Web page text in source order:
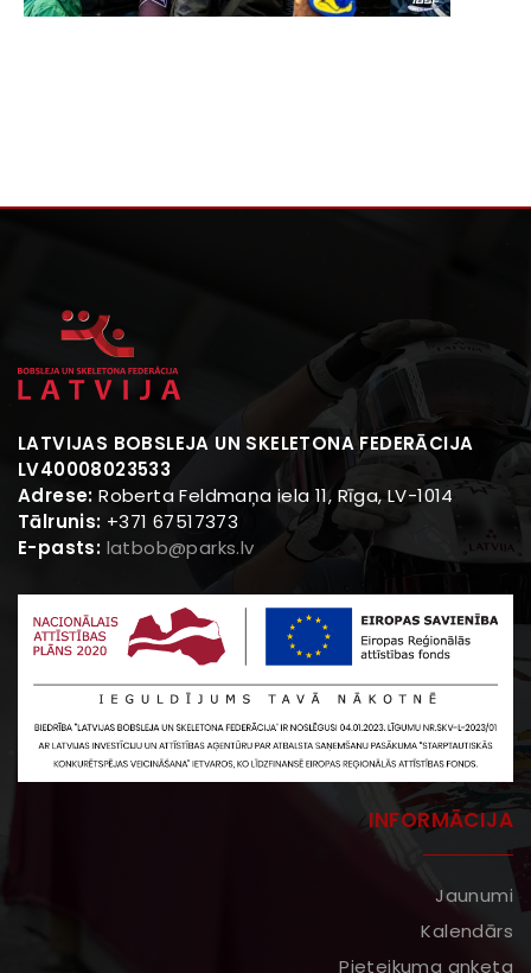
LATVIJAS BOBSLEJA UN SKELETONA FEDERĀCIJA
LV40008023533
Adrese:Roberta Feldmaņa iela 11, Rīga, LV-1014
Tālrunis: +371 67517373
E-pasts: latbob@parks.lv
INFORMĀCIJA
Jaunumi
Kalendārs
Pieteikuma anketa